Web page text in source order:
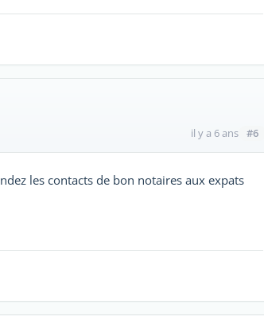
il y a 6 ans #6
les contacts de bon notaires aux expats